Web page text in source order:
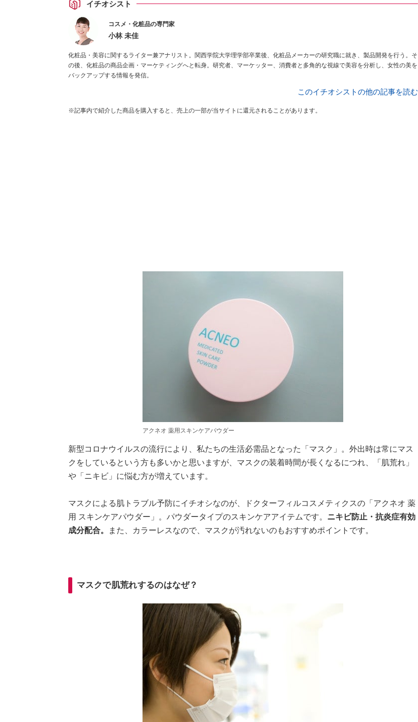
イチオシスト
コスメ・化粧品の専門家
小林 未佳
化粧品・美容に関するライター兼アナリスト。関西学院大学理学部卒業後、化粧品メーカーの研究職に就き、製品開発を行う。そ
の後、化粧品の商品企画・マーケティングへと転身。研究者、マーケッター、消費者と多角的な視線で美容を分析し、女性の美を
バックアップする情報を発信。
このイチオシストの他の記事を読む
※記事内で紹介した商品を購入すると、売上の一部が当サイトに還元されることがあります。
アクネオ 薬用スキンケアパウダー
新型コロナウイルスの流行により、私たちの生活必需品となった「マスク」。外出時は常にマス
クをしているという方も多いかと思いますが、マスクの装着時間が長くなるにつれ、「肌荒れ」
や「ニキビ」に悩む方が増えています。
マスクによる肌トラブル予防にイチオシなのが、ドクターフィルコスメティクスの「アクネオ 薬
用 スキンケアパウダー」。パウダータイプのスキンケアアイテムです。 ニキビ防止・抗炎症有効
成分配合。
また、カラーレスなので、マスクが汚れないのもおすすめポイントです。
マスクで肌荒れするのはなぜ？